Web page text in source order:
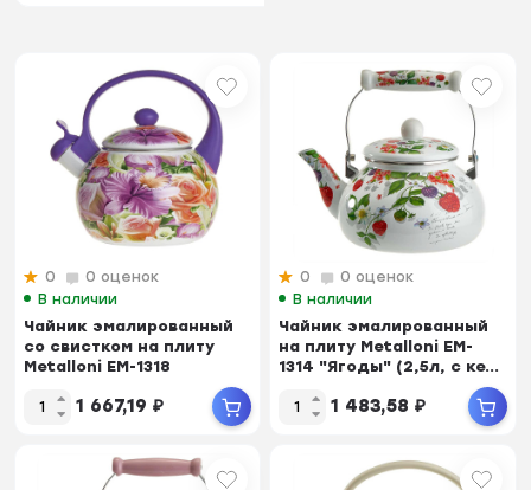
0
0 оценок
В наличии
Чайник эмалированный
со свистком на плиту
Metalloni EM-1318
1 667,19 ₽
0
0 оценок
В наличии
Чайник эмалированный
на плиту Metalloni EM-
1314 "Ягоды" (2,5л, с ке...
1 483,58 ₽